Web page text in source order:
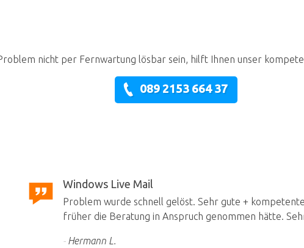
nicht per Fernwartung lösbar sein, hilft Ihnen unser
089 2153 664 37
Windows Live Mail
Problem wurde schnell gelöst. Sehr gute +
früher die Beratung in Anspruch genommen hätte.
Hermann L.